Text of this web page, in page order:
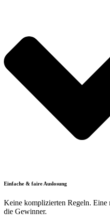
Einfache & faire Auslosung
Keine komplizierten Regeln. Eine
die Gewinner.